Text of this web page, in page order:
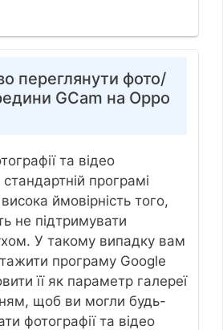
переглянути фото/
GCam на Oppo
та відео
програмі
висока ймовірність того,
не підтримувати
У такому випадку вам
програму Google
її як параметр галереї
щоб ви могли будь-
фотографії та відео